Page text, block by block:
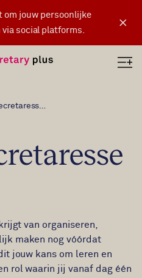
×
om jouw persoonlijke
via social platforms.
Junior secretaresse tijdelijk
van organiseren,
maken nog vóórdat
jouw kans om leren en
rol waarin jij vanaf dag één